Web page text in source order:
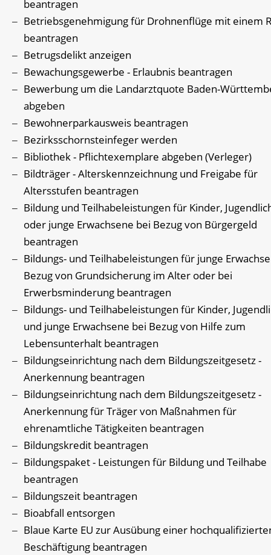
beantragen
Betriebsgenehmigung für Drohnenflüge mit einem
beantragen
Betrugsdelikt anzeigen
Bewachungsgewerbe - Erlaubnis beantragen
Bewerbung um die Landarztquote Baden-
abgeben
Bewohnerparkausweis beantragen
Bezirksschornsteinfeger werden
Bibliothek - Pflichtexemplare abgeben (Verleger)
Bildträger - Alterskennzeichnung und Freigabe für
Altersstufen beantragen
Bildung und Teilhabeleistungen für Kinder,
oder junge Erwachsene bei Bezug von Bürgergeld
beantragen
Bildungs- und Teilhabeleistungen für junge
Bezug von Grundsicherung im Alter oder bei
Erwerbsminderung beantragen
Bildungs- und Teilhabeleistungen für Kinder,
und junge Erwachsene bei Bezug von Hilfe zum
Lebensunterhalt beantragen
Bildungseinrichtung nach dem Bildungszeitgesetz -
Anerkennung beantragen
Bildungseinrichtung nach dem Bildungszeitgesetz -
Anerkennung für Träger von Maßnahmen für
ehrenamtliche Tätigkeiten beantragen
Bildungskredit beantragen
Bildungspaket - Leistungen für Bildung und Teilhabe
beantragen
Bildungszeit beantragen
Bioabfall entsorgen
Blaue Karte EU zur Ausübung einer
Beschäftigung beantragen